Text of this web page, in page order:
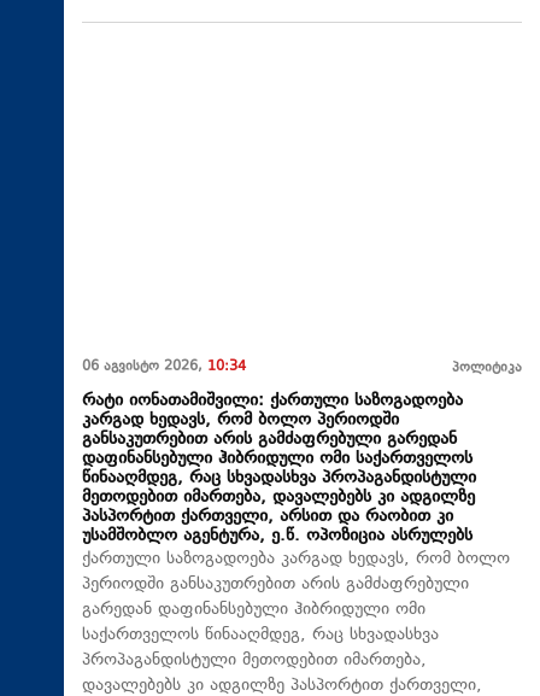
06 აგვისტო 2026, 10:34 პოლიტიკა
რატი იონათამიშვილი: ქართული საზოგადოება
კარგად ხედავს, რომ ბოლო პერიოდში
განსაკუთრებით არის გამძაფრებული გარედან
დაფინანსებული ჰიბრიდული ომი საქართველოს
წინააღმდეგ, რაც სხვადასხვა პროპაგანდისტული
მეთოდებით იმართება, დავალებებს კი ადგილზე
პასპორტით ქართველი, არსით და რაობით კი
უსამშობლო აგენტურა, ე.წ. ოპოზიცია ასრულებს
ქართული საზოგადოება კარგად ხედავს, რომ ბოლო
პერიოდში განსაკუთრებით არის გამძაფრებული
გარედან დაფინანსებული ჰიბრიდული ომი
საქართველოს წინააღმდეგ, რაც სხვადასხვა
პროპაგანდისტული მეთოდებით იმართება,
დავალებებს კი ადგილზე პასპორტით ქართველი,